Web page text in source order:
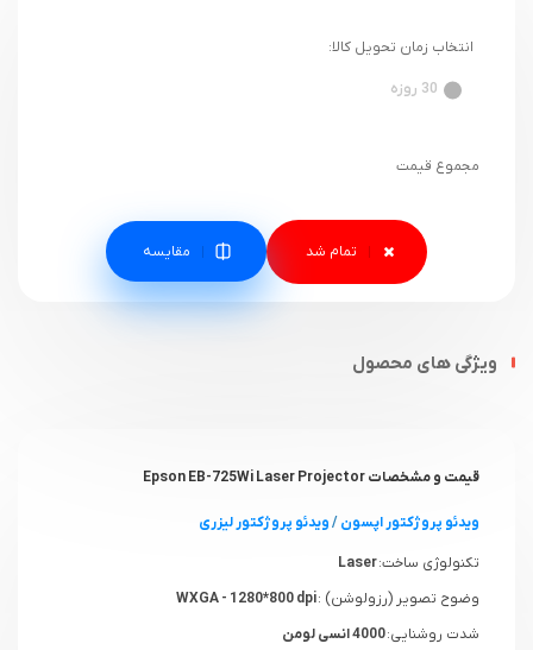
انتخاب زمان تحویل کالا:
30 روزه
مجموع قیمت
مقایسه
ویژگی های محصول
قیمت و مشخصات Epson EB-725Wi Laser Projector
ویدئو پروژکتور اپسون/ویدئو پروژکتور لیزری
تکنولوژی ساخت:Laser
وضوح تصویر (رزولوشن) :
شدت روشنایی:4000 انسی لومن